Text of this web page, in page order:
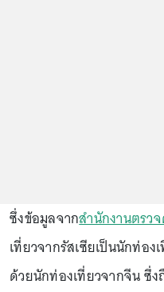
ซึ่งข้อมูลจากสำนักงานตรว
เที่ยวจากรัสเซียเป็นนักท่อ
ด้วยนักท่องเที่ยวจากจีน ซึ่